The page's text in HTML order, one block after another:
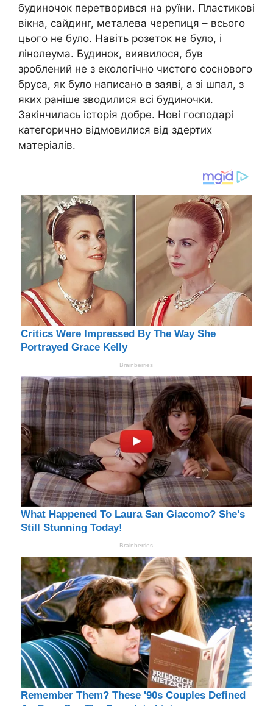
будиночок перетворився на руїни. Пластикові
вікна, сайдинг, металева черепиця – всього
цього не було. Навіть розеток не було, і
лінолеума. Будинок, виявилося, був
зроблений не з екологічно чистого соснового
бруса, як було написано в заяві, а зі шпал, з
яких раніше зводилися всі будиночки.
Закінчилась історія добре. Нові господарі
категорично відмовилися від здертих
матеріалів.